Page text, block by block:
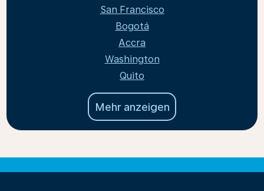
San Francisco
Bogotá
Accra
Washington
Quito
Mehr anzeigen